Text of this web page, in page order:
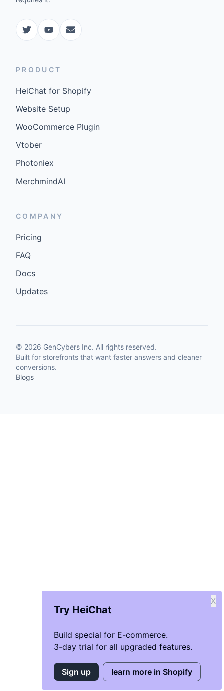
Try HeiChat
Build special for E-commerce.
3-day trial for all upgraded features.
X
Sign up learn more in Shopify
PRODUCT
HeiChat for Shopify
Website Setup
WooCommerce Plugin
Vtober
Photoniex
MerchmindAI
COMPANY
Pricing
FAQ
Docs
Updates
© 2026 GenCybers Inc. All rights reserved.
Built for storefronts that want faster answers and cleaner
conversions.
Blogs